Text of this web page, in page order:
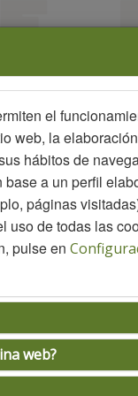
el
web, la
hábitos de
a un perfil
páginas
uso de todas las
pulse en
web?